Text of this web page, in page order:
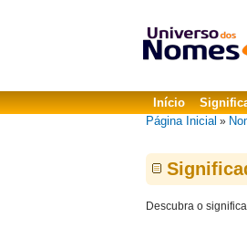
Início
Página Inicial »
Descubra o